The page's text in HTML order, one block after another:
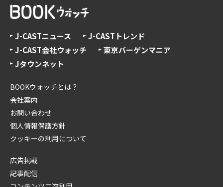
J-CASTニュース
J-CASTトレンド
J-CAST会社ウォッチ
東京バーゲンマニア
Jタウンネット
BOOKウォッチとは？
会社案内
お問い合わせ
個人情報保護方針
クッキーの利用について
広告掲載
記事配信